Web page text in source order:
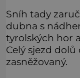
Sníh tady
dubna s
tyrolských hor
Celý sjezd
zasněžovaný.